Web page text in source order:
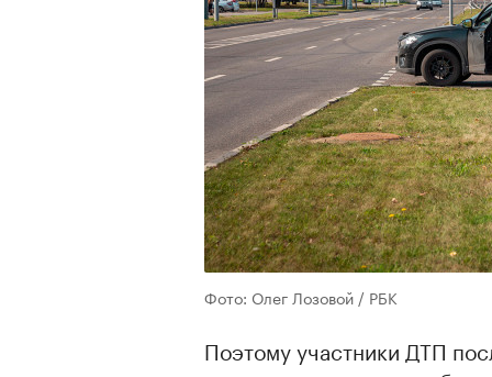
Фото: Олег Лозовой / РБК
Поэтому участники ДТП